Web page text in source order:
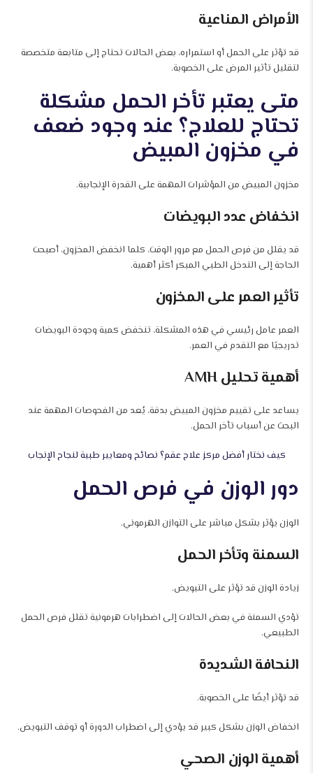
الأمراض المناعية
قد تؤثر على الحمل أو استمراره، بعض الحالات تحتاج إلى متابعة متخصصة
لتقليل تأثير المرض على الخصوبة.
متى يعتبر تأخر الحمل مشكلة
تحتاج للعلاج؟ عند وجود ضعف
في مخزون المبيض
مخزون المبيض من المؤشرات المهمة على القدرة الإنجابية.
انخفاض عدد البويضات
قد يقلل من فرص الحمل مع مرور الوقت، كلما انخفض المخزون، أصبحت
الحاجة إلى التدخل الطبي المبكر أكثر أهمية.
تأثير العمر على المخزون
العمر عامل رئيسي في هذه المشكلة، تنخفض كمية وجودة البويضات
تدريجيًا مع التقدم في العمر.
أهمية تحليل AMH
يساعد على تقييم مخزون المبيض بدقة، يُعد من الفحوصات المهمة عند
البحث عن أسباب تأخر الحمل.
كيف نختار أفضل مركز علاج عقم؟ نصائح ومعايير طبية لنجاح الإنجاب
دور الوزن في فرص الحمل
الوزن يؤثر بشكل مباشر على التوازن الهرموني.
السمنة وتأخر الحمل
زيادة الوزن قد تؤثر على التبويض.
تؤدي السمنة في بعض الحالات إلى اضطرابات هرمونية تقلل فرص الحمل
الطبيعي.
النحافة الشديدة
قد تؤثر أيضًا على الخصوبة.
انخفاض الوزن بشكل كبير قد يؤدي إلى اضطراب الدورة أو توقف التبويض.
أهمية الوزن الصحي